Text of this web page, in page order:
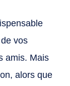
vos
amis. Mais
alors que